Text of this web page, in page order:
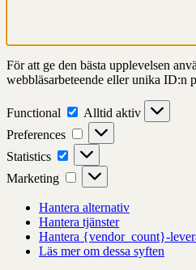
För att ge den bästa upplevelsen
webbläsarbeteende eller unika ID:n
Functional Functional
Alltid aktiv
Preferences
Preferences
Statistics Statistics
Marketing Marketing
Hantera alternativ
Hantera tjänster
Hantera {vendor_count}-
Läs mer om dessa syften